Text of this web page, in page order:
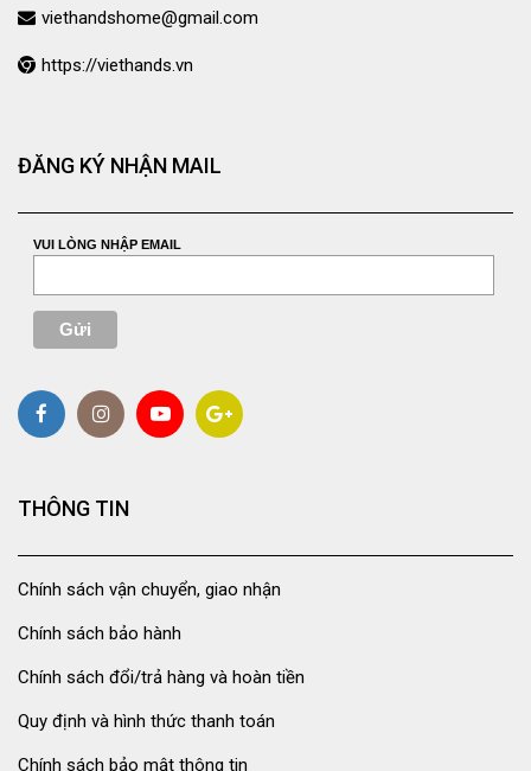
viethandshome@gmail.com
https://viethands.vn
ĐĂNG KÝ NHẬN MAIL
VUI LÒNG NHẬP EMAIL
THÔNG TIN
Chính sách vận chuyển, giao nhận
Chính sách bảo hành
Chính sách đổi/trả hàng và hoàn tiền
Quy định và hình thức thanh toán
Chính sách bảo mật thông tin